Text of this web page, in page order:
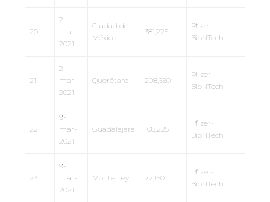
20
2-
mar-
2021
Ciudad de
México
381,225
Pfizer-
BioNTech
21
2-
mar-
2021
Querétaro 208,650
Pfizer-
BioNTech
22
9-
mar-
2021
Guadalajara 108,225
Pfizer-
BioNTech
23
9-
mar-
2021
Monterrey 72,150
Pfizer-
BioNTech